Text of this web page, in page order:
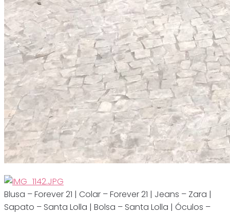
Blusa – Forever 21 | Colar – Forever 21 | Jeans – Zara |
Sapato – Santa Lolla | Bolsa – Santa Lolla | Óculos –